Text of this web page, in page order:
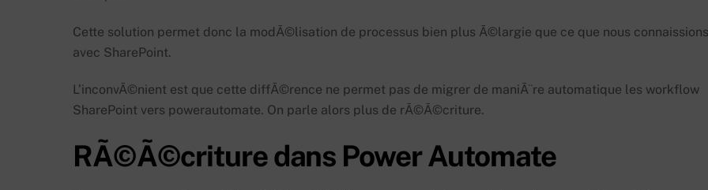
Cette solution permet donc la modÃ©lisation de processus bien plus Ã©largie que ce que nous connaissions
avec SharePoint.
L’inconvÃ©nient est que cette diffÃ©rence ne permet pas de migrer de maniÃ¨re automatique les workflow
SharePoint vers powerautomate. On parle alors plus de rÃ©Ã©criture.
RÃ©Ã©criture dans Power Automate